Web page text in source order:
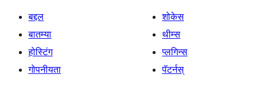
बद्दल
बातम्या
होस्टिंग
गोपनीयता
शोकेस
थीम्स
प्लगिन्स
पॅटर्नस्